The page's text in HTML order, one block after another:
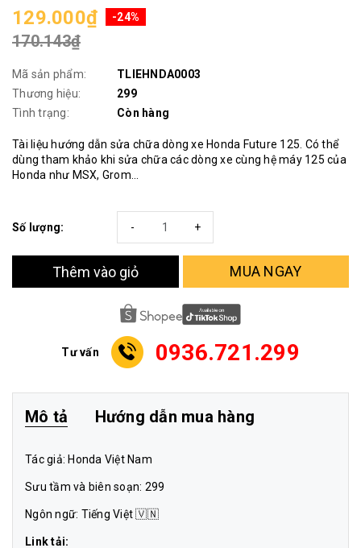
129.000₫ -24%
170.143₫
Mã sản phẩm:
TLIEHNDA0003
Thương hiệu:
299
Tình trạng:
Còn hàng
Tài liệu hướng dẫn sửa chữa dòng xe Honda Future 125. Có thể
dùng tham khảo khi sửa chữa các dòng xe cùng hệ máy 125 của
Honda như MSX, Grom...
Số lượng: +
-
Thêm vào giỏ MUA NGAY
Tư vấn 0936.721.299
Mô tả Hướng dẫn mua hàng
Tác giả: Honda Việt Nam
Sưu tầm và biên soạn: 299
Ngôn ngữ: Tiếng Việt 🇻🇳
Link tải: